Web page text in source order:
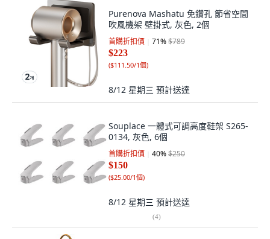
Purenova Mashatu 免鑽孔 節省空間
吹風機架 壁掛式, 灰色, 2個
首購折扣價 71%$789
$223
($111.50/1個)
8/12 星期三 預計送達
Souplace 一體式可調高度鞋架 S265-
0134, 灰色, 6個
首購折扣價 40%$250
$150
($25.00/1個)
8/12 星期三 預計送達
(4)